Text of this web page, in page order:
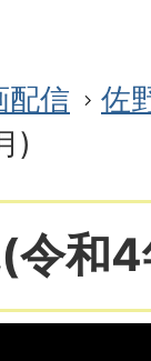
配信
佐
)
令和